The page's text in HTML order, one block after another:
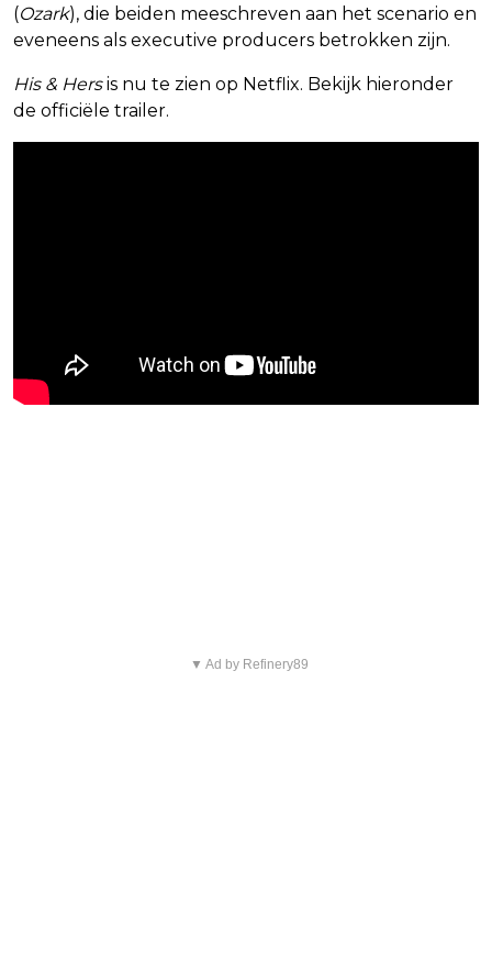
(Ozark), die beiden meeschreven aan het scenario en
eveneens als executive producers betrokken zijn.
His & Hersis nu te zien op Netflix. Bekijk hieronder
de officiële trailer.
▼ Ad by Refinery89